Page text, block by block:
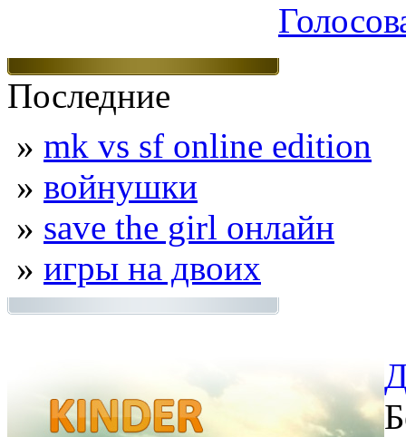
Последние
» mk vs sf online edition
» войнушки
» save the girl онлайн
» игры на двоих